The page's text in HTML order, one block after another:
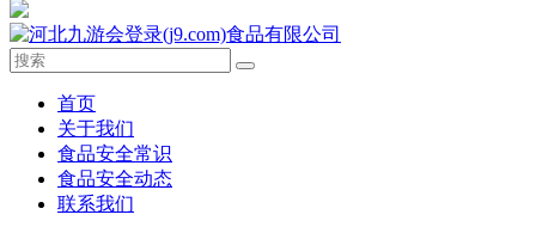
首页
关于我们
食品安全常识
食品安全动态
联系我们